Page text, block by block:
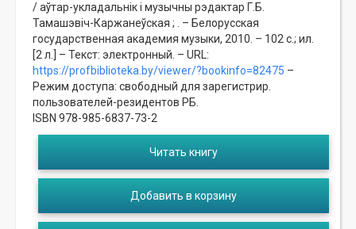
/ аўтар-укладальнік і музычны рэдактар Г.Б.
Тамашэвіч-Каржанеўская ; . – Белорусская
государственная академия музыки, 2010. – 102 с.; ил.
[2 л.] – Текст: электронный. – URL:
https://profbiblioteka.by/viewer/?bookinfo=82475 –
Режим доступа: свободный для зарегистрир.
пользователей-резидентов РБ.
ISBN 978-985-6837-73-2
Читать книгу
Добавить в корзину